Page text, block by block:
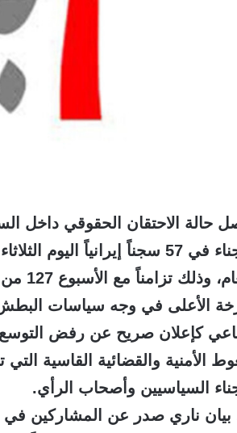
حالة الاحتقان الحقوقي داخل
الأعلى في وجه سياسات البطش
كإعلان صريح عن رفض التوسع
الأمنية والقضائية القاسية
السياسيين وأصحاب الرأي.
ناري صدر عن المشاركين في